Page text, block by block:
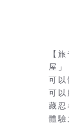
【
屋
可
可
藏
體驗